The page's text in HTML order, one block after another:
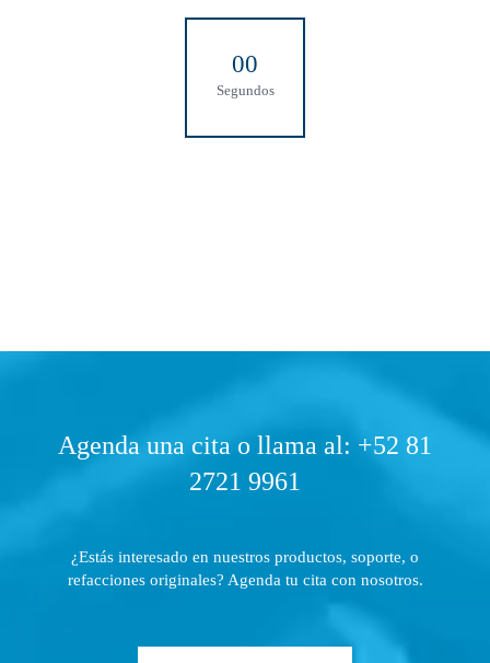
00
Segundos
Agenda una cita o llama al: +52 81
2721 9961
¿Estás interesado en nuestros productos, soporte, o
refacciones originales? Agenda tu cita con nosotros.